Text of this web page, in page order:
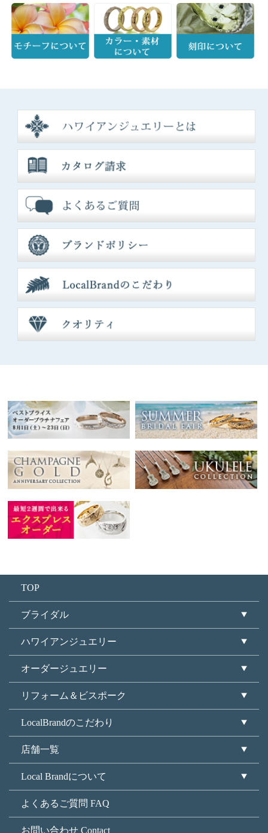
TOP
ブライダル
ハワイアンジュエリー
オーダージュエリー
リフォーム＆ビスポーク
LocalBrandのこだわり
店舗一覧
Local Brandについて
よくあるご質問 FAQ
お問い合わせ Contact